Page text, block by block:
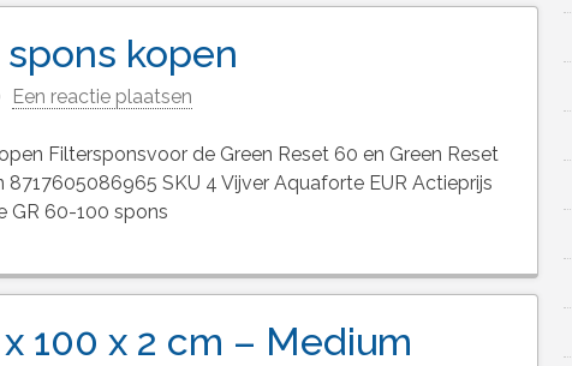
kopen
Een reactie plaatsen
Filtersponsvoor de Green Reset 60 en Green Reset
SKU 4 Vijver Aquaforte EUR Actieprijs
GR 60-100 spons
100 x 2 cm – Medium